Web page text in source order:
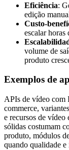
Eficiência:
edição
Custo-
escalar horas
volume de
produto
Exemplos de
APIs de vídeo com
commerce,
e recursos de vídeo
sólidas costumam
produto, módulos
quando qualidade e